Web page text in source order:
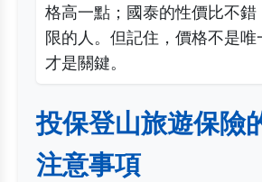
格高一點；國泰的性價比不
限的人。但記住，價格不是
才是關鍵。
投保登山旅遊保險
注意事項